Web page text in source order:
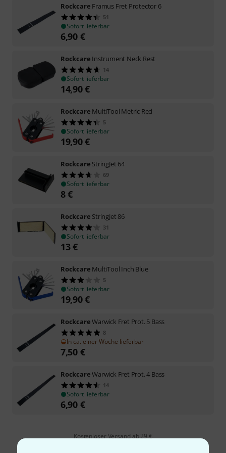
Rockcare Framus Fret Protector 6
51
Sofort lieferbar
6,90 €
Rockcare Instrument Neck Rest
14
Sofort lieferbar
14,90€
Rockcare MultiTool Metric Red
5
Sofort lieferbar
19,90€
Rockcare StringJet 64
69
Sofort lieferbar
8€
Rockcare StringJet 86
31
Sofort lieferbar
13€
Rockcare MultiTool Inch Blue
5
Sofort lieferbar
19,90€
RockcareWarwick Fret Prot. 5 Bass
8
In ca. einer Woche lieferbar
7,50 €
RockcareWarwick Fret Prot. 4 Bass
14
Sofort lieferbar
6,90 €
Kostenloser Versand ab 29 €